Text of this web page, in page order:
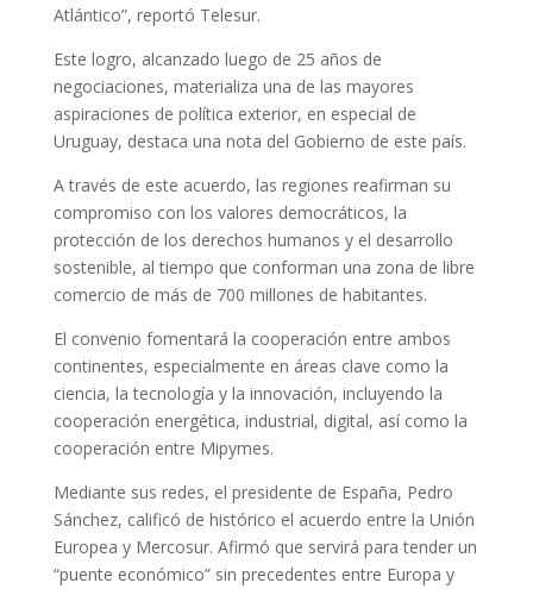
Atlántico”, reportó Telesur.
Este logro, alcanzado luego de 25 años de
negociaciones, materializa una de las mayores
aspiraciones de política exterior, en especial de
Uruguay, destaca una nota del Gobierno de este país.
A través de este acuerdo, las regiones reafirman su
compromiso con los valores democráticos, la
protección de los derechos humanos y el desarrollo
sostenible, al tiempo que conforman una zona de libre
comercio de más de 700 millones de habitantes.
El convenio fomentará la cooperación entre ambos
continentes, especialmente en áreas clave como la
ciencia, la tecnología y la innovación, incluyendo la
cooperación energética, industrial, digital, así como la
cooperación entre Mipymes.
Mediante sus redes, el presidente de España, Pedro
Sánchez, calificó de histórico el acuerdo entre la Unión
Europea y Mercosur. Afirmó que servirá para tender un
“puente económico” sin precedentes entre Europa y